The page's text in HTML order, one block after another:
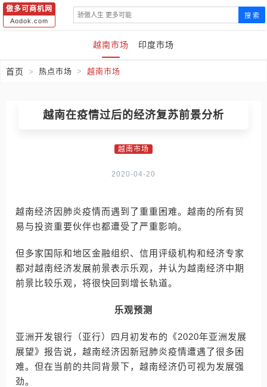
傲多可商机网
Aodok.com
搜 索
越南市场 印度市场
首页 热点市场 越南市场
越南在疫情过后的经济复苏前景分析
越南市场
2020-04-20
越南经济因肺炎疫情而遇到了重重困难。越南的所有贸
易与投资重要伙伴也都遭受了严重影响。
但多家国际和地区金融组织、信用评级机构和经济专家
都对越南经济发展前景表示乐观，并认为越南经济中期
前景比较乐观，将很快回到增长轨道。
乐观预测
亚洲开发银行（亚行）四月初发布的《2020年亚洲发展
展望》报告说，越南经济因新冠肺炎疫情遭遇了很多困
难。但在当前的共同背景下，越南经济仍可视为发展强
劲。